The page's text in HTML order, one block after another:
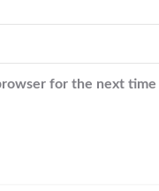
for the next